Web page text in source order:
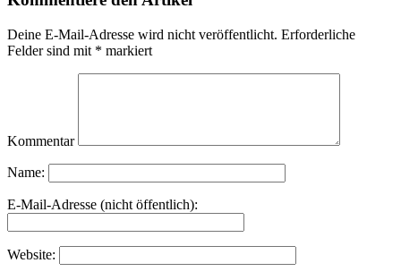
Deine E-Mail-Adresse wird nicht veröffentlicht. Erforderliche
Felder sind mit * markiert
Kommentar
Name:
E-Mail-Adresse (nicht öffentlich):
Website: